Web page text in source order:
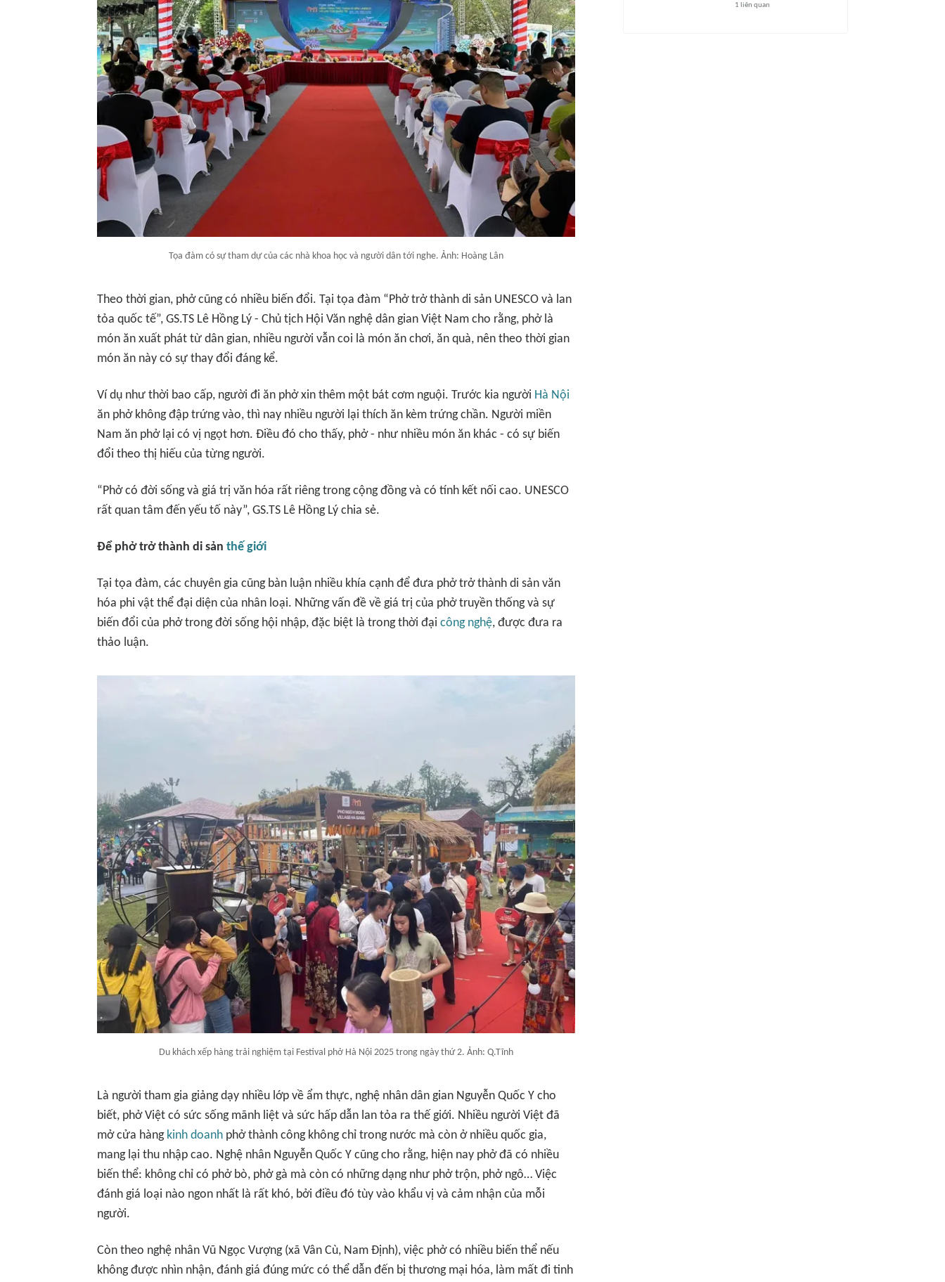
Tọa đàm có sự tham dự của các nhà khoa học và người dân tới nghe. Ảnh: Hoàng Lân
Theo thời gian, phở cũng có nhiều biến đổi. Tại tọa đàm “Phở trở thành di sản UNESCO và lan
tỏa quốc tế”, GS.TS Lê Hồng Lý - Chủ tịch Hội Văn nghệ dân gian Việt Nam cho rằng, phở là
món ăn xuất phát từ dân gian, nhiều người vẫn coi là món ăn chơi, ăn quà, nên theo thời gian
món ăn này có sự thay đổi đáng kể.
Ví dụ như thời bao cấp, người đi ăn phở xin thêm một bát cơm nguội. Trước kia người Hà Nội
ăn phở không đập trứng vào, thì nay nhiều người lại thích ăn kèm trứng chần. Người miền
Nam ăn phở lại có vị ngọt hơn. Điều đó cho thấy, phở - như nhiều món ăn khác - có sự biến
đổi theo thị hiếu của từng người.
“Phở có đời sống và giá trị văn hóa rất riêng trong cộng đồng và có tính kết nối cao. UNESCO
rất quan tâm đến yếu tố này”, GS.TS Lê Hồng Lý chia sẻ.
Để phở trở thành di sản thế giới
Tại tọa đàm, các chuyên gia cũng bàn luận nhiều khía cạnh để đưa phở trở thành di sản văn
hóa phi vật thể đại diện của nhân loại. Những vấn đề về giá trị của phở truyền thống và sự
biến đổi của phở trong đời sống hội nhập, đặc biệt là trong thời đại công nghệ, được đưa ra
thảo luận.
Du khách xếp hàng trải nghiệm tại Festival phở Hà Nội 2025 trong ngày thứ 2. Ảnh: Q.Tĩnh
Là người tham gia giảng dạy nhiều lớp về ẩm thực, nghệ nhân dân gian Nguyễn Quốc Y cho
biết, phở Việt có sức sống mãnh liệt và sức hấp dẫn lan tỏa ra thế giới. Nhiều người Việt đã
mở cửa hàng kinh doanh phở thành công không chỉ trong nước mà còn ở nhiều quốc gia,
mang lại thu nhập cao. Nghệ nhân Nguyễn Quốc Y cũng cho rằng, hiện nay phở đã có nhiều
biến thể: không chỉ có phở bò, phở gà mà còn có những dạng như phở trộn, phở ngô… Việc
đánh giá loại nào ngon nhất là rất khó, bởi điều đó tùy vào khẩu vị và cảm nhận của mỗi
người.
Còn theo nghệ nhân Vũ Ngọc Vượng (xã Vân Cù, Nam Định), việc phở có nhiều biến thể nếu
không được nhìn nhận, đánh giá đúng mức có thể dẫn đến bị thương mại hóa, làm mất đi tinh
1 liên quan